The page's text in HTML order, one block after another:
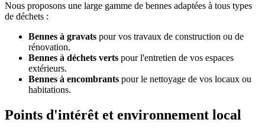
Nous proposons une large gamme de bennes adaptées à tous types
de déchets :
Bennes à gravats pour vos travaux de construction ou de
rénovation.
Bennes à déchets verts pour l'entretien de vos espaces
extérieurs.
Bennes à encombrants pour le nettoyage de vos locaux ou
habitations.
Points d'intérêt et environnement local